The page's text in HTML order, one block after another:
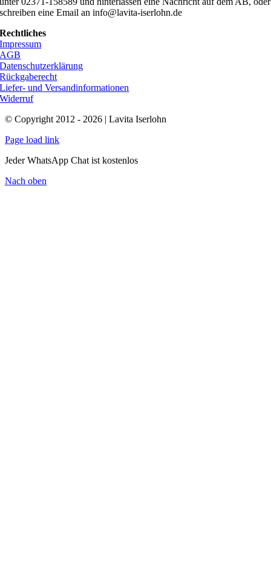
schreiben eine Email an info@lavita-iserlohn.de
Rechtliches
Impressum
AGB
Datenschutzerklärung
Rückgaberecht
Liefer- und Versandinformationen
Widerruf
© Copyright 2012 - 2026 | Lavita Iserlohn
Page load link
Jeder WhatsApp Chat ist kostenlos
Nach oben